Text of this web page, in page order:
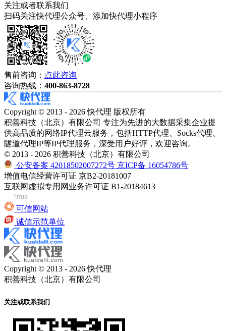
关注或者联系我们
扫码关注快代理公众号、添加快代理小程序
售前咨询： 点此咨询
咨询热线： 400-863-8728
Copyright © 2013 - 2026 快代理 版权所有
积善科技（北京）有限公司 专注为先进的大数据采集企业提
供高品质的网络IP代理云服务，包括HTTP代理、Socks代理、
隧道代理IP等IP代理服务，深受用户好评，欢迎咨询。
© 2013 - 2026 积善科技（北京）有限公司
公安备案 42018502007272号 京ICP备 16054786号
增值电信经营许可证 京B2-20181007
互联网虚拟专用网业务许可证 B1-20184613
9ms
可信网站
诚信示范单位
Copyright © 2013 - 2026 快代理
积善科技（北京）有限公司
关注或联系我们